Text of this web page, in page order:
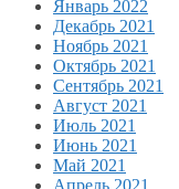
Январь 2022
Декабрь 2021
Ноябрь 2021
Октябрь 2021
Сентябрь 2021
Август 2021
Июль 2021
Июнь 2021
Май 2021
Апрель 2021